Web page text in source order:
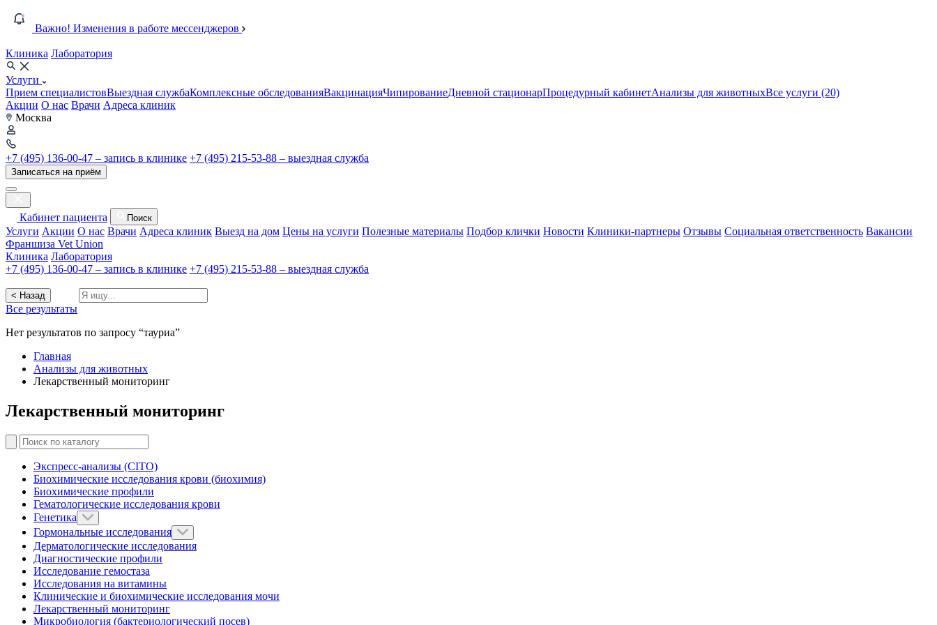
Важно! Изменения в работе мессенджеров
Клиника Лаборатория
Услуги
Прием специалистовВыездная службаКомплексные обследованияВакцинацияЧипированиеДневной стационарПроцедурный кабинетАнализы для животныхВсе услуги (20)
Акции О нас Врачи Адреса клиник
Москва
+7 (495) 136-00-47 – запись в клинике +7 (495) 215-53-88 – выездная служба
Записаться на приём
Кабинет пациента Поиск
Услуги Акции О нас Врачи Адреса клиник Выезд на дом Цены на услуги Полезные материалы Подбор клички Новости Клиники-партнеры Отзывы Социальная ответственность Вакансии
Франшиза Vet Union
Клиника Лаборатория
+7 (495) 136-00-47 – запись в клинике +7 (495) 215-53-88 – выездная служба
< Назад
Все результаты
Нет результатов по запросу “тауриа”
Главная
Анализы для животных
Лекарственный мониторинг
Лекарственный мониторинг
Экспресс-анализы (CITO)
Биохимические исследования крови (биохимия)
Биохимические профили
Гематологические исследования крови
Генетика
Гормональные исследования
Дерматологические исследования
Диагностические профили
Исследование гемостаза
Исследования на витамины
Клинические и биохимические исследования мочи
Лекарственный мониторинг
Микробиология (бактериологический посев)